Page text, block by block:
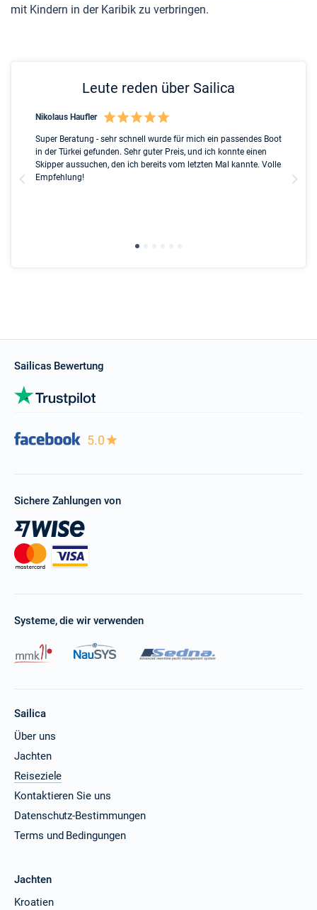
mit Kindern in der Karibik zu verbringen.
Leute reden über Sailica
Nikolaus Haufler
Super Beratung - sehr schnell wurde für mich ein passendes Boot
in der Türkei gefunden. Sehr guter Preis, und ich konnte einen
Skipper aussuchen, den ich bereits vom letzten Mal kannte. Volle
Empfehlung!
Sailicas Bewertung
5.0
Sichere Zahlungen von
Systeme, die wir verwenden
Sailica
Über uns
Jachten
Reiseziele
Kontaktieren Sie uns
Datenschutz-Bestimmungen
Terms und Bedingungen
Jachten
Kroatien